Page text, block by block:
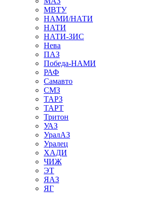
МВТУ
НАМИ/НАТИ
НАТИ
НАТИ-ЗИС
Нева
ПАЗ
Победа-НАМИ
РАФ
Самавто
СМЗ
ТАРЗ
ТАРТ
Тритон
УАЗ
УралАЗ
Уралец
ХАДИ
ЧИЖ
ЭТ
ЯАЗ
ЯГ